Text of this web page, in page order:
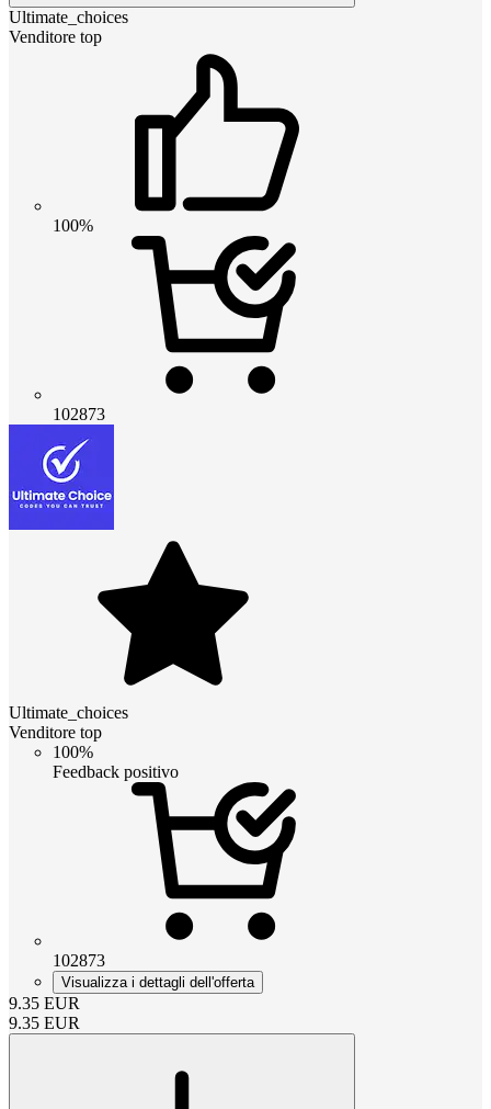
Ultimate_choices
Venditore top
100%
102873
Ultimate_choices
Venditore top
100%
Feedback positivo
102873
Visualizza i dettagli dell'offerta
9.35 EUR
9.35 EUR